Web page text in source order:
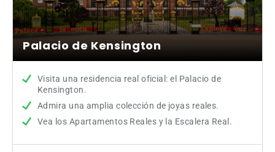
Palacio de Kensington
Visita una residencia real oficial: el Palacio de
Kensington.
Admira una amplia colección de joyas reales.
Vea los Apartamentos Reales y la Escalera Real.